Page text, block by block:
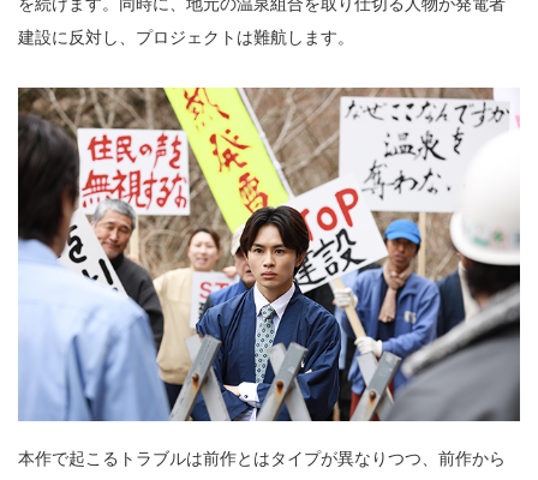
建設に反対し、プロジェクトは難航します。
本作で起こるトラブルは前作とはタイプが異なりつつ、前作から